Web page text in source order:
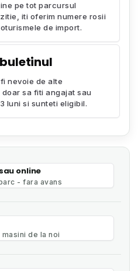
pe tot parcursul
iti oferim numere rosii
de import.
nevoie de alte
sa fiti angajat sau
luni si sunteti eligibil.
online
- fara avans
de la noi